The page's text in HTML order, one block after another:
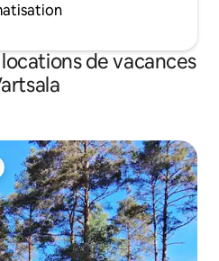
de vacances